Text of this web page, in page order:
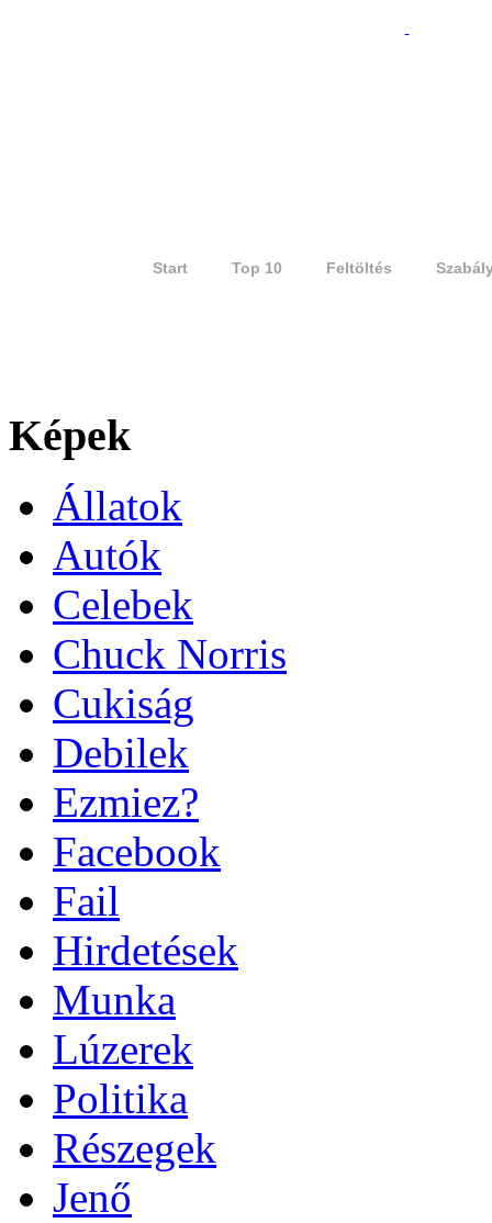
Start Top 10 Feltöltés
Képek
Állatok
Autók
Celebek
Chuck Norris
Cukiság
Debilek
Ezmiez?
Facebook
Fail
Hirdetések
Munka
Lúzerek
Politika
Részegek
Jenő